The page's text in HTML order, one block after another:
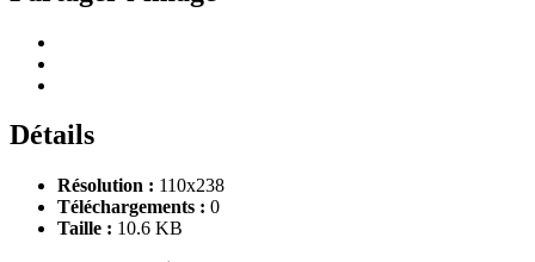
Détails
Résolution : 110x238
Téléchargements : 0
Taille : 10.6 KB